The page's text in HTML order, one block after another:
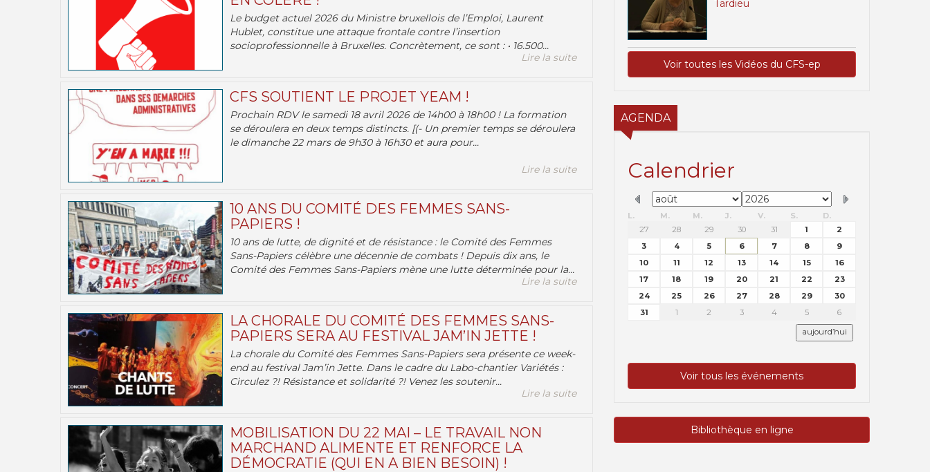
Le budget actuel 2026 du Ministre bruxellois de l’Emploi, Laurent
Hublet, constitue une attaque frontale contre l’insertion
socioprofessionnelle à Bruxelles. Concrètement, ce sont : • 16.500...
Lire la suite
CFS SOUTIENT LE PROJET YEAM !
Prochain RDV le samedi 18 avril 2026 de 14h00 à 18h00 ! La formation
se déroulera en deux temps distincts. [(- Un premier temps se déroulera
le dimanche 22 mars de 9h30 à 16h30 et aura pour...
Lire la suite
10 ANS DU COMITÉ DES FEMMES SANS-
PAPIERS !
10 ans de lutte, de dignité et de résistance : le Comité des Femmes
Sans-Papiers célèbre une décennie de combats ! Depuis dix ans, le
Comité des Femmes Sans-Papiers mène une lutte déterminée pour la...
Lire la suite
LA CHORALE DU COMITÉ DES FEMMES SANS-
PAPIERS SERA AU FESTIVAL JAM’IN JETTE !
La chorale du Comité des Femmes Sans-Papiers sera présente ce week-
end au festival Jam’in Jette. Dans le cadre du Labo-chantier Variétés :
Circulez ?! Résistance et solidarité ?! Venez les soutenir...
Lire la suite
MOBILISATION DU 22 MAI – LE TRAVAIL NON
MARCHAND ALIMENTE ET RENFORCE LA
DÉMOCRATIE (QUI EN A BIEN BESOIN) !
Tardieu
Voir toutes les Vidéos du CFS-ep
AGENDA
Calendrier
L. M. M. J. V. S.
D.
27
28 29 30 31 1
2
3
4 5 6 7 8
9
10
11 12 13 14 15
16
17
18 19 20 21 22
23
24
25 26 27 28 29
30
31
1 2 3 4 5 6
aujourd’hui
Voir tous les événements
Bibliothèque en ligne